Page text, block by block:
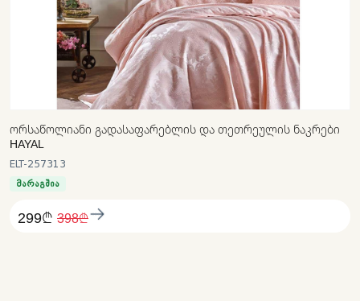
ᲝᲠᲡᲐᲬᲝᲚᲘᲐᲜᲘ ᲒᲐᲓᲐᲡᲐᲤᲐᲠᲔᲑᲚᲘᲡ ᲓᲐ ᲗᲔᲗᲠᲔᲣᲚᲘᲡ ᲜᲐᲙᲠᲔᲑᲘ
HAYAL
ELT-257313
მარაგშია
299₾ 398₾